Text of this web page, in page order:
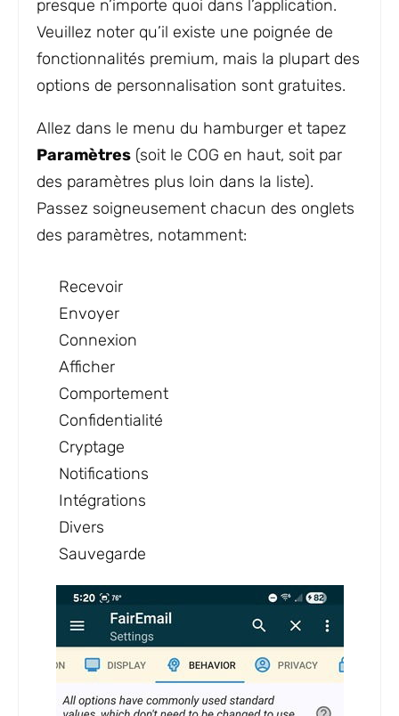
presque n’importe quoi dans l’application.
Veuillez noter qu’il existe une poignée de
fonctionnalités premium, mais la plupart des
options de personnalisation sont gratuites.
Allez dans le menu du hamburger et tapez
Paramètres (soit le COG en haut, soit par
des paramètres plus loin dans la liste).
Passez soigneusement chacun des onglets
des paramètres, notamment:
Recevoir
Envoyer
Connexion
Afficher
Comportement
Confidentialité
Cryptage
Notifications
Intégrations
Divers
Sauvegarde